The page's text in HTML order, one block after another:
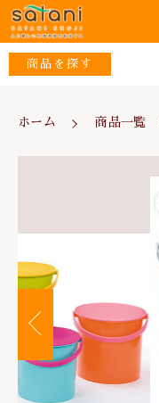
商品を探す
ホーム 商品一覧
カートに商品を追
楽し
ショ
定
ウ
子カテゴリ